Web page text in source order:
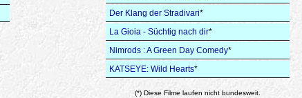
Der Klang der Stradivari*
La Gioia - Süchtig nach dir*
Nimrods : A Green Day Comedy*
KATSEYE: Wild Hearts*
(*) Diese Filme laufen nicht bundesweit.